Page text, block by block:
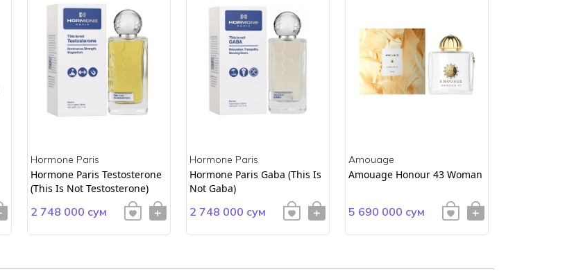
Hormone Paris
Hormone Paris Testosterone
(This Is Not Testosterone)
2 748 000 сум
Hormone Paris
Hormone Paris Gaba (This Is
Not Gaba)
2 748 000 сум
Amouage
Amouage Honour 43 Woman
5 690 000 сум